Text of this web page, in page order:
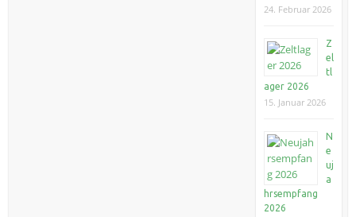
24. Februar 2026
Z
el
tl
ager 2026
15. Januar 2026
N
e
uj
a
hrsempfang
2026